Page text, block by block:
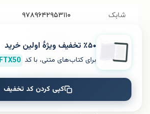
شابک ۹۷۸۹۶۴۲۹۵۳۱۱۰
تعداد صفحه‌ها ۶۷۲ صفحه
قیمت کتاب
خرید کتاب صوتی مرد
٪۵۰ تخفیف ویژۀ اولین خرید
برای کتاب‌های متنی، با کد FTX50
کپی کردن کد تخفیف